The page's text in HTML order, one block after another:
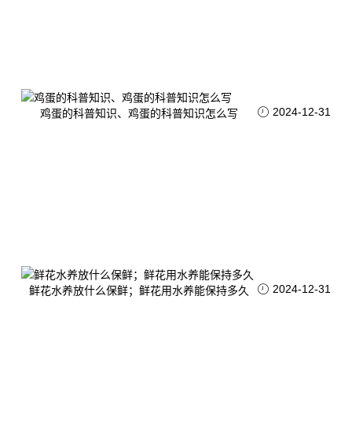
鸡蛋的科普知识、鸡蛋的科普知识怎么写 2024-12-31
鲜花水养放什么保鲜；鲜花用水养能保持多久 2024-12-31